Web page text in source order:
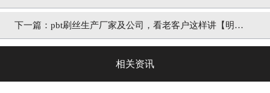
下一篇： pbt刷丝生产厂家及公司，看老客户这样讲【明
相关资讯